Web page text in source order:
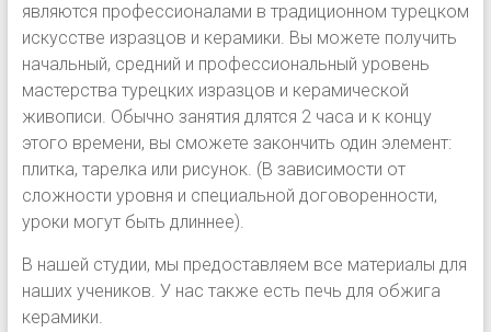
являются профессионалами в традиционном турецком
искусстве изразцов и керамики. Вы можете получить
начальный, средний и профессиональный уровень
мастерства турецких изразцов и керамической
живописи. Обычно занятия длятся 2 часа и к концу
этого времени, вы сможете закончить один элемент:
плитка, тарелка или рисунок. (В зависимости от
сложности уровня и специальной договоренности,
уроки могут быть длиннее).
В нашей студии, мы предоставляем все материалы для
наших учеников. У нас также есть печь для обжига
керамики.